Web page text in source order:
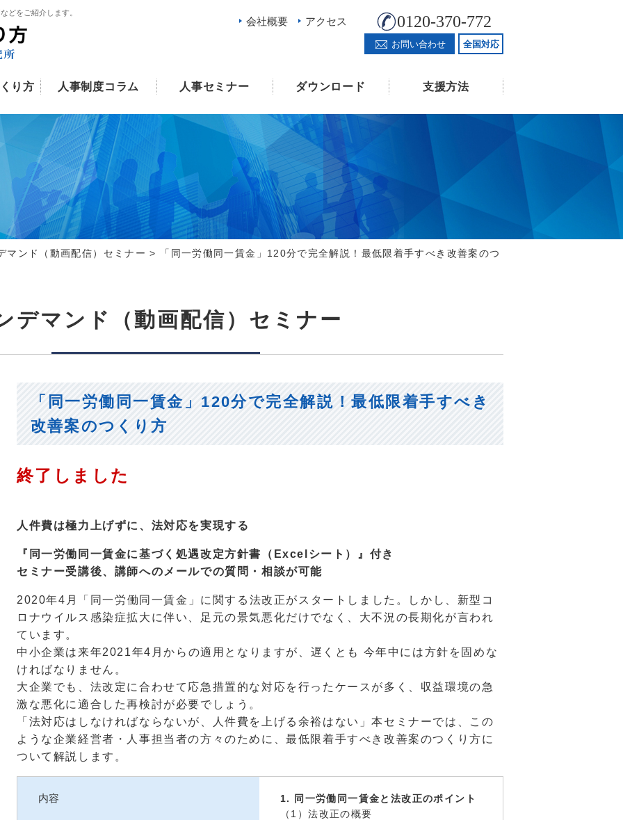
どをご紹介します。
会社概要 アクセス 0120-370-772
お問い合わせ 全国対応
り方 人事制度コラム 人事セミナー ダウンロード 支援方法
マンド（動画配信）セミナー >
「同一労働同一賃金」120分で完全解説！最低限着手すべき改善案のつ
デマンド（動画配信）セミナー
「同一労働同一賃金」120分で完全解説！最低限着手すべき
改善案のつくり方
終了しました
人件費は極力上げずに、法対応を実現する
『同一労働同一賃金に基づく処遇改定方針書（Excelシート）』付き
セミナー受講後、講師へのメールでの質問・相談が可能
2020年4月「同一労働同一賃金」に関する法改正がスタートしました。しかし、新型コ
ロナウイルス感染症拡大に伴い、足元の景気悪化だけでなく、大不況の長期化が言われ
ています。
中小企業は来年2021年4月からの適用となりますが、遅くとも 今年中には方針を固めな
ければなりません。
大企業でも、法改定に合わせて応急措置的な対応を行ったケースが多く、収益環境の急
激な悪化に適合した再検討が必要でしょう。
「法対応はしなければならないが、人件費を上げる余裕はない」本セミナーでは、この
ような企業経営者・人事担当者の方々のために、最低限着手すべき改善案のつくり方に
ついて解説します。
内容
1. 同一労働同一賃金と法改正のポイント
（1）法改正の概要